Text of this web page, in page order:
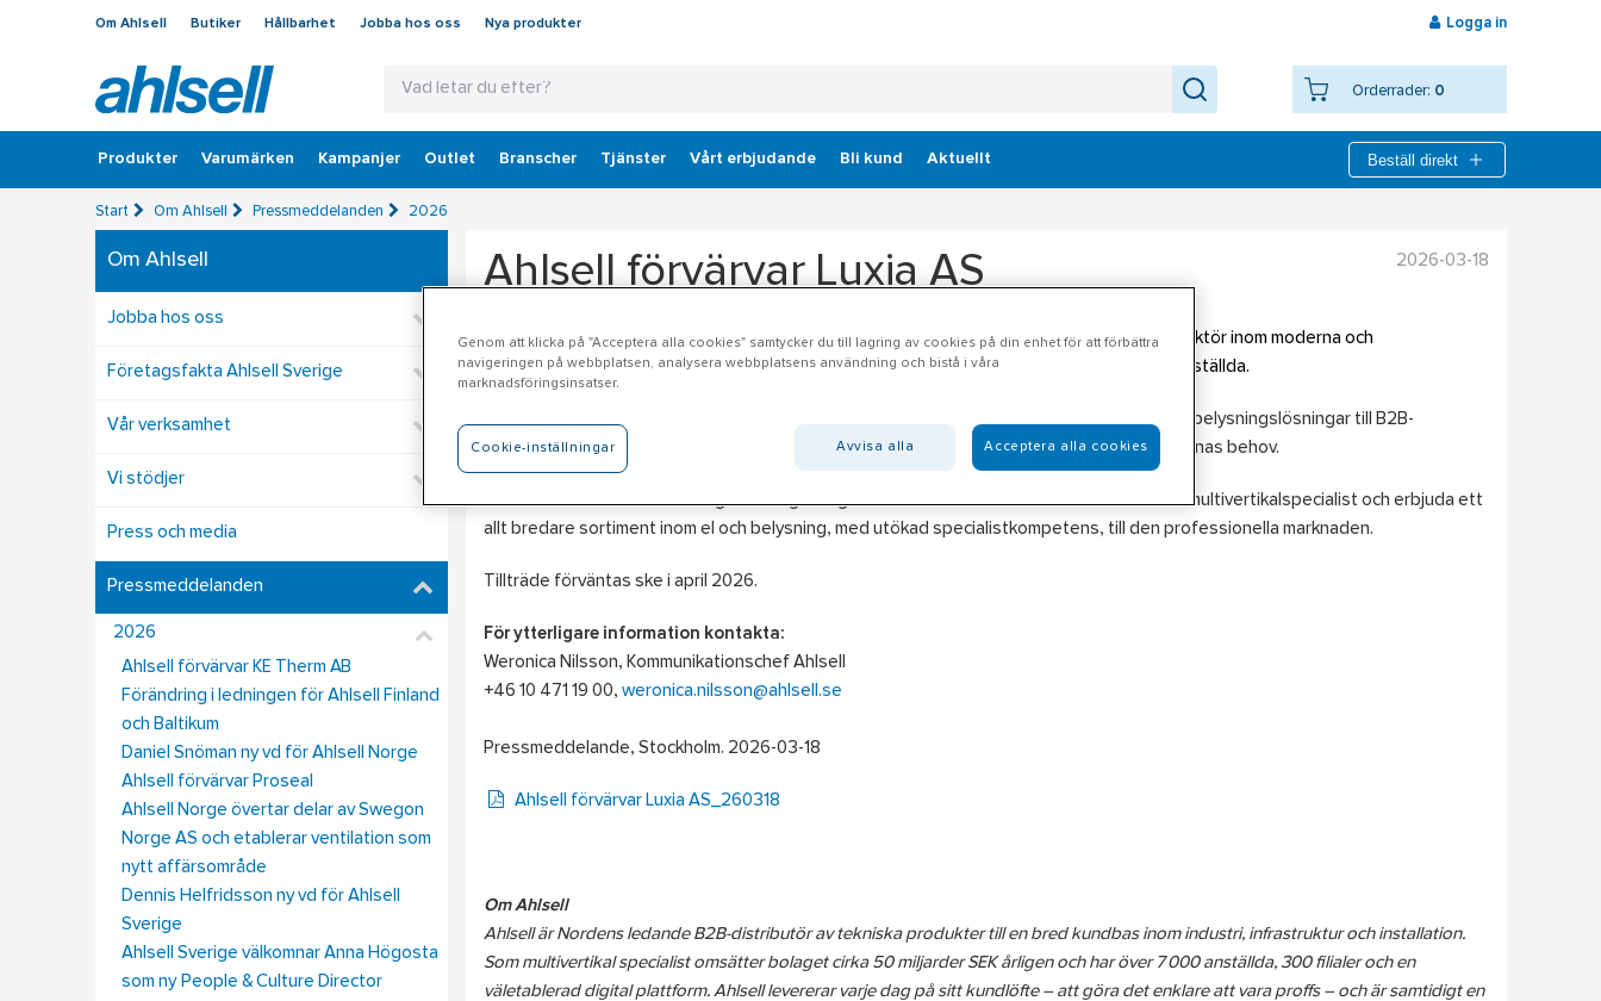
Om Ahlsell Butiker Hållbarhet Jobba hos oss Nya produkter Logga in
Orderrader: 0
Produkter Varumärken Kampanjer Outlet Branscher Tjänster Vårt erbjudande Bli kund Aktuellt Beställ direkt
Start Om Ahlsell Pressmeddelanden 2026
Om Ahlsell
Jobba hos oss
Företagsfakta Ahlsell Sverige
Vår verksamhet
Vi stödjer
Press och media
Pressmeddelanden
2026
Ahlsell förvärvar KE Therm AB
Förändring i ledningen för Ahlsell Finland
och Baltikum
Daniel Snöman ny vd för Ahlsell Norge
Ahlsell förvärvar Proseal
Ahlsell Norge övertar delar av Swegon
Norge AS och etablerar ventilation som
nytt affärsområde
Dennis Helfridsson ny vd för Ahlsell
Sverige
Ahlsell Sverige välkomnar Anna Högosta
som ny People & Culture Director
2026-03-18
Ahlsell förvärvar Luxia AS
Ahlsell Norge har tecknat avtal om att förvärva samtliga aktier i Luxia AS, en specialiserad aktör inom moderna och
energieffektiva belysningslösningar. Bolaget omsätter cirka 60 MNOK och har i dag tolv anställda.
Luxia AS grundades 2018 och har sitt säte i Drammen i Norge. Bolaget levererar kompletta belysningslösningar till B2B-
marknaden och arbetar nära elinstallatörer över hela landet, med fokus på att möta kundernas behov.
Förvärvet markerar ett strategiskt viktigt steg i Ahlsells ambition att vidareutvecklas som multivertikalspecialist och erbjuda ett
allt bredare sortiment inom el och belysning, med utökad specialistkompetens, till den professionella marknaden.
Tillträde förväntas ske i april 2026.
För ytterligare information kontakta:
Weronica Nilsson, Kommunikationschef Ahlsell
+46 10 471 19 00, weronica.nilsson@ahlsell.se
Pressmeddelande, Stockholm. 2026-03-18
Ahlsell förvärvar Luxia AS_260318
Om Ahlsell
Ahlsell är Nordens ledande B2B-distributör av tekniska produkter till en bred kundbas inom industri, infrastruktur och installation.
Som multivertikal specialist omsätter bolaget cirka 50 miljarder SEK årligen och har över 7 000 anställda, 300 filialer och en
väletablerad digital plattform. Ahlsell levererar varje dag på sitt kundlöfte – att göra det enklare att vara proffs – och är samtidigt en
Genom att klicka på "Acceptera alla cookies" samtycker du till lagring av cookies på din enhet för att förbättra
navigeringen på webbplatsen, analysera webbplatsens användning och bistå i våra
marknadsföringsinsatser.
Cookie-inställningar Avvisa alla Acceptera alla cookies